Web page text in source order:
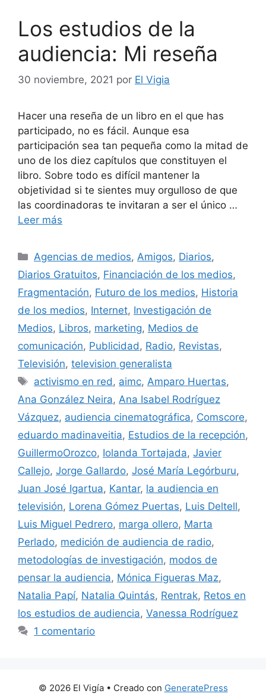
Los estudios de la
audiencia: Mi reseña
30 noviembre, 2021 por El Vigia
Hacer una reseña de un libro en el que has
participado, no es fácil. Aunque esa
participación sea tan pequeña como la mitad de
uno de los diez capítulos que constituyen el
libro. Sobre todo es difícil mantener la
objetividad si te sientes muy orgulloso de que
las coordinadoras te invitaran a ser el único …
Leer más
Categorías
Agencias de medios,Amigos, Diarios,
Diarios Gratuitos, Financiación de los medios,
Fragmentación, Futuro de los medios, Historia
de los medios, Internet, Investigación de
Medios, Libros, marketing, Medios de
comunicación, Publicidad, Radio, Revistas,
Televisión, television generalista
Etiquetas
activismo en red, aimc,Amparo Huertas,
Ana González Neira, Ana Isabel Rodríguez
Vázquez, audiencia cinematográfica, Comscore,
eduardo madinaveitia, Estudios de la recepción,
GuillermoOrozco, Iolanda Tortajada, Javier
Callejo, Jorge Gallardo, José María Legórburu,
Juan José Igartua, Kantar, la audiencia en
televisión, Lorena Gómez Puertas, Luis Deltell,
Luis Miguel Pedrero, marga ollero, Marta
Perlado, medición de audiencia de radio,
metodologías de investigación, modos de
pensar la audiencia, Mónica Figueras Maz,
Natalia Papí, Natalia Quintás, Rentrak, Retos en
los estudios de audiencia, Vanessa Rodríguez
1 comentario
© 2026 El Vigía• Creado con GeneratePress